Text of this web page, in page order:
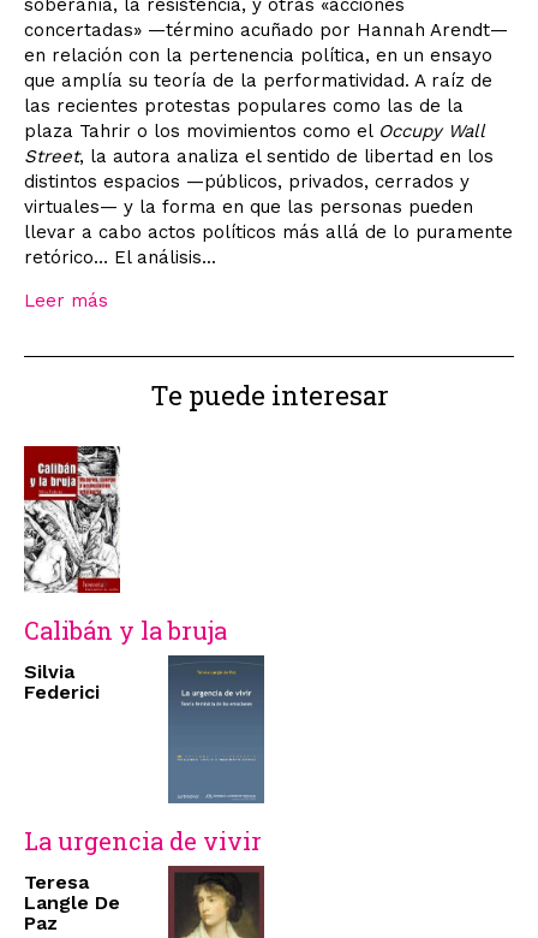
soberanía, la resistencia, y otras «acciones
concertadas» —término acuñado por Hannah Arendt—
en relación con la pertenencia política, en un ensayo
que amplía su teoría de la performatividad. A raíz de
las recientes protestas populares como las de la
plaza Tahrir o los movimientos como el Occupy Wall
Street, la autora analiza el sentido de libertad en los
distintos espacios —públicos, privados, cerrados y
virtuales— y la forma en que las personas pueden
llevar a cabo actos políticos más allá de lo puramente
retórico… El análisis...
Leer más
Te puede interesar
Calibán y la bruja
Silvia
Federici
La urgencia de vivir
Teresa
Langle De
Paz